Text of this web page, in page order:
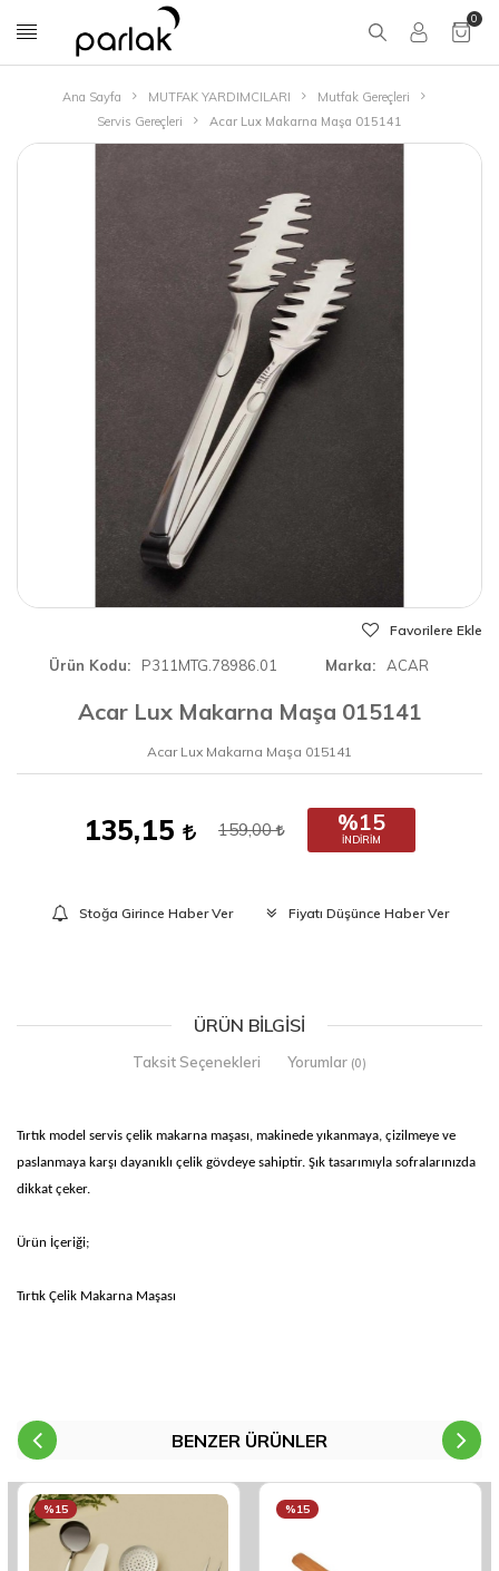
0
Ana Sayfa MUTFAK YARDIMCILARI
Mutfak Gereçleri
Servis Gereçleri
Acar Lux Makarna Maşa 015141
Favorilere Ekle
Ürün Kodu P311MTG.78986.01 Marka ACAR
Acar Lux Makarna Maşa 015141
Acar Lux Makarna Maşa 015141
135,15 159,00 %15
İNDIRIM
Stoğa Girince Haber Ver Fiyatı Düşünce Haber Ver
ÜRÜN BILGISI
Taksit Seçenekleri Yorumlar (0)
Tırtık model servis çelik makarna maşası, makinede yıkanmaya, çizilmeye ve
paslanmaya karşı dayanıklı çelik gövdeye sahiptir. Şık tasarımıyla sofralarınızda
dikkat çeker.
Ürün İçeriği;
Tırtık Çelik Makarna Maşası
BENZER ÜRÜNLER
%15 %15